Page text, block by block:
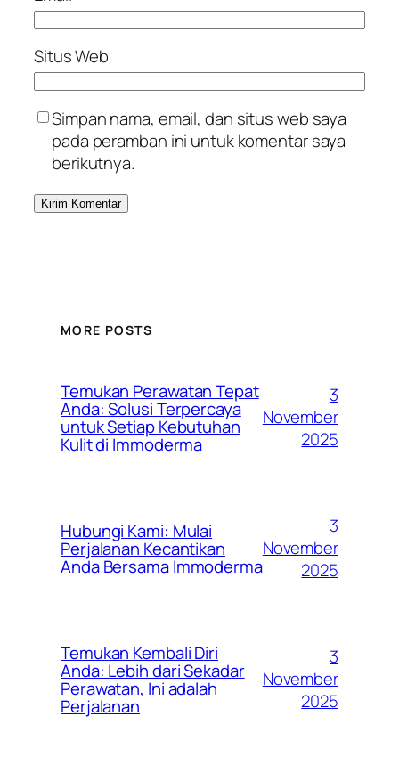
Situs Web
Simpan nama, email, dan situs web saya
pada peramban ini untuk komentar saya
berikutnya.
MORE POSTS
Temukan Perawatan Tepat
Anda: Solusi Terpercaya
untuk Setiap Kebutuhan
Kulit di Immoderma
3
November
2025
Hubungi Kami: Mulai
Perjalanan Kecantikan
Anda Bersama Immoderma
3
November
2025
Temukan Kembali Diri
Anda: Lebih dari Sekadar
Perawatan, Ini adalah
Perjalanan
3
November
2025